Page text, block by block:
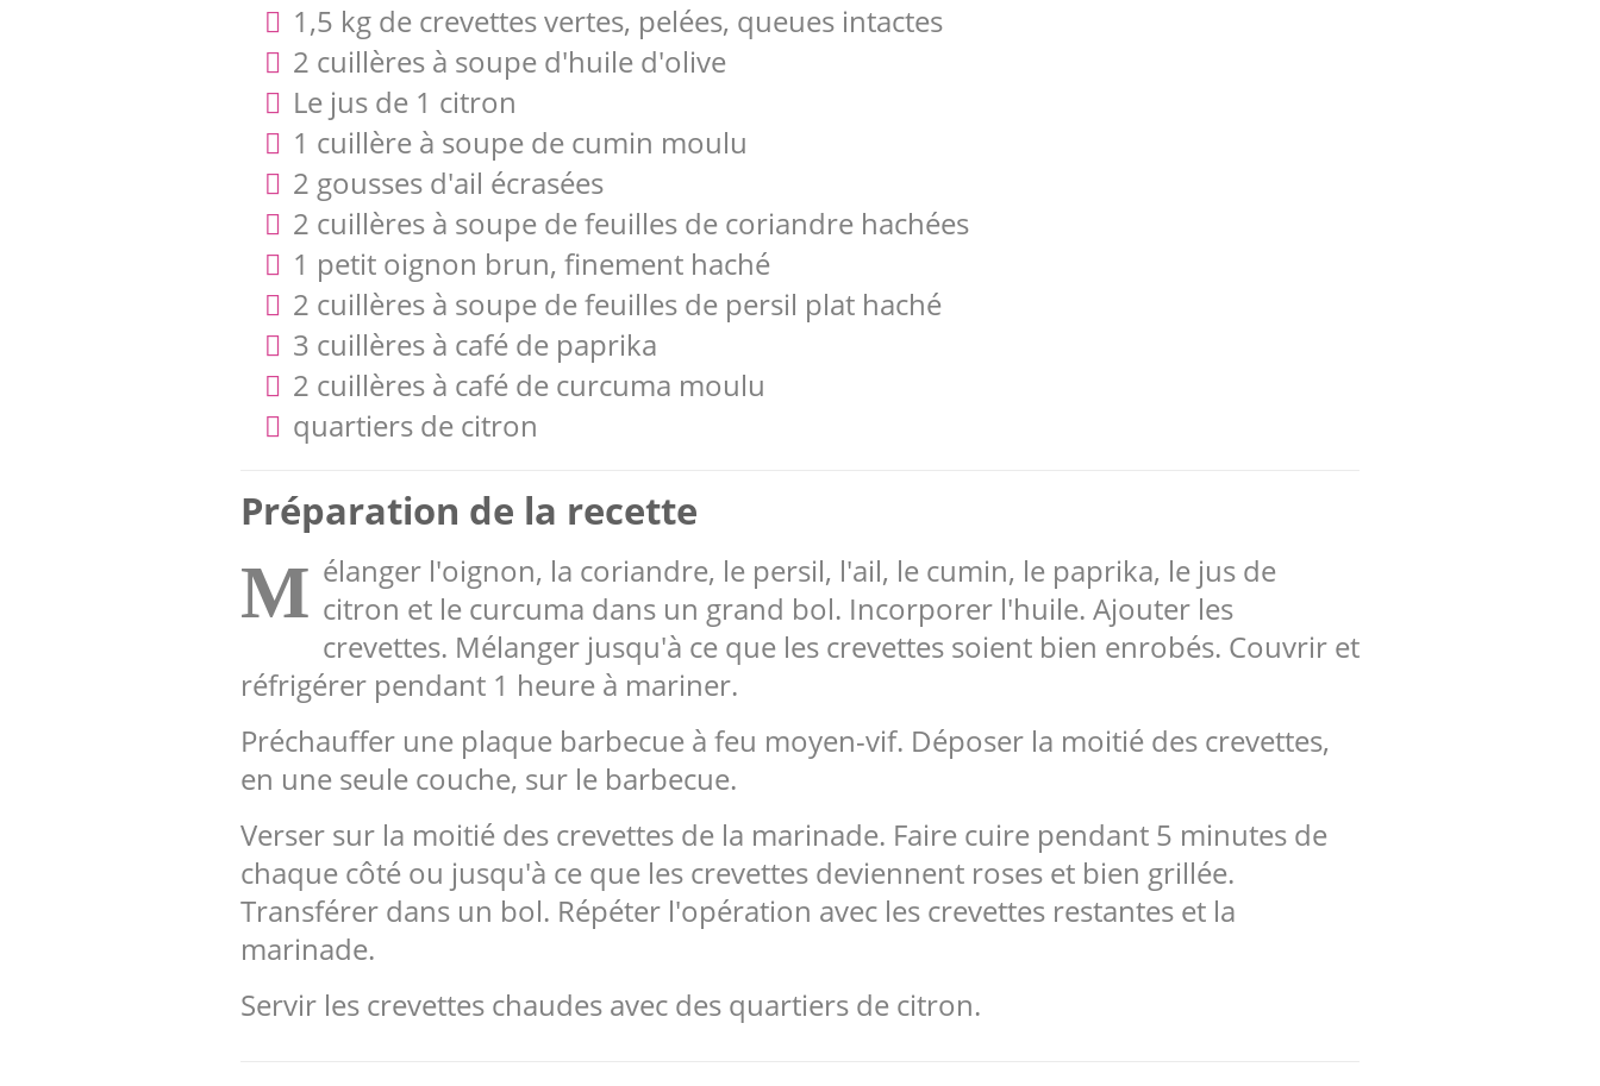
1,5 kg de crevettes vertes, pelées, queues intactes
2 cuillères à soupe d'huile d'olive
Le jus de 1 citron
1 cuillère à soupe de cumin moulu
2 gousses d'ail écrasées
2 cuillères à soupe de feuilles de coriandre hachées
1 petit oignon brun, finement haché
2 cuillères à soupe de feuilles de persil plat haché
3 cuillères à café de paprika
2 cuillères à café de curcuma moulu
quartiers de citron
Préparation de la recette
M élanger l'oignon, la coriandre, le persil, l'ail, le cumin, le paprika, le jus de
citron et le curcuma dans un grand bol. Incorporer l'huile. Ajouter les
crevettes. Mélanger jusqu'à ce que les crevettes soient bien enrobés. Couvrir et
réfrigérer pendant 1 heure à mariner.
Préchauffer une plaque barbecue à feu moyen-vif. Déposer la moitié des crevettes,
en une seule couche, sur le barbecue.
Verser sur la moitié des crevettes de la marinade. Faire cuire pendant 5 minutes de
chaque côté ou jusqu'à ce que les crevettes deviennent roses et bien grillée.
Transférer dans un bol. Répéter l'opération avec les crevettes restantes et la
marinade.
Servir les crevettes chaudes avec des quartiers de citron.